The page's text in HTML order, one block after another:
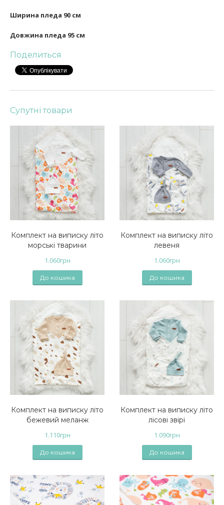
Ширина пледа 90 см
Довжина пледа 95 см
Поделиться
Супутні товари
Комплект на виписку літо
морські тварини
1.060грн
До кошика
Комплект на виписку літо
левеня
1.060грн
До кошика
Комплект на виписку літо
бежевий меланж
1.110грн
До кошика
Комплект на виписку літо
лісові звірі
1.090грн
До кошика